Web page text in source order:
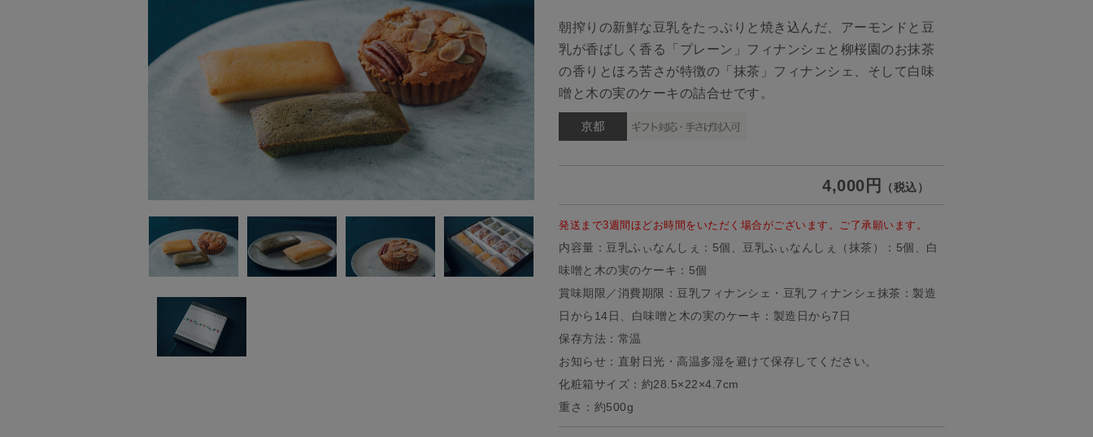
朝搾りの新鮮な豆乳をたっぷりと焼き込んだ、アーモンドと豆
乳が香ばしく香る「プレーン」フィナンシェと柳桜園のお抹茶
の香りとほろ苦さが特徴の「抹茶」フィナンシェ、そして白味
噌と木の実のケーキの詰合せです。
4,000円 （税込）
発送まで3週間ほどお時間をいただく場合がございます。ご了承願います。
内容量：豆乳ふぃなんしぇ：5個、豆乳ふぃなんしぇ（抹茶）：5個、白
味噌と木の実のケーキ：5個
賞味期限／消費期限：豆乳フィナンシェ・豆乳フィナンシェ抹茶：製造
日から14日、白味噌と木の実のケーキ：製造日から7日
保存方法：常温
お知らせ：直射日光・高温多湿を避けて保存してください。
化粧箱サイズ：約28.5×22×4.7cm
重さ：約500g